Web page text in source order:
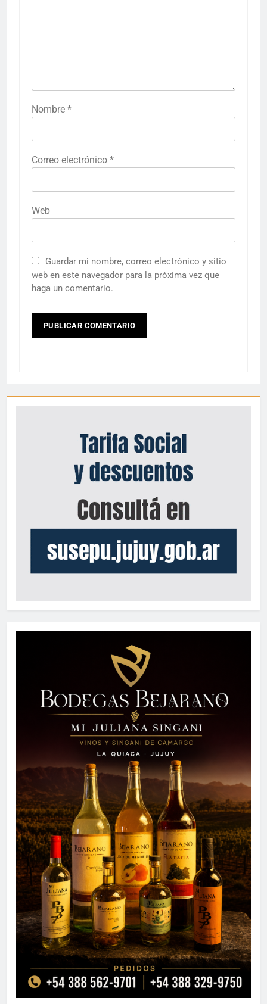
Nombre *
Correo electrónico *
Web
Guardar mi nombre, correo electrónico y sitio
web en este navegador para la próxima vez que
haga un comentario.